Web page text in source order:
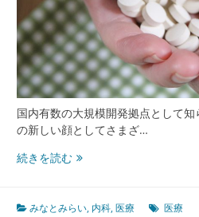
国内有数の大規模開発拠点として
の新しい顔としてさまざ…
続きを読むみ
み
みなとみらい, 内科,医療 医療